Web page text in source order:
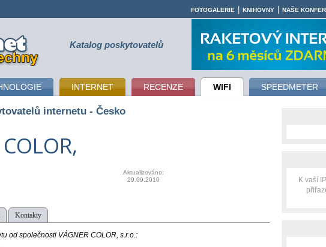
Katalog poskytovatelů
INTERNET RECENZE WIFI SPEEDMETER
FOTOGALERIE KNIHOVNY NAŠE
internetu - Česko
Aktualizováno:
29.09.2010
Kontakty
od společnosti VÁGNER COLOR, s.r.o.:
K vaší